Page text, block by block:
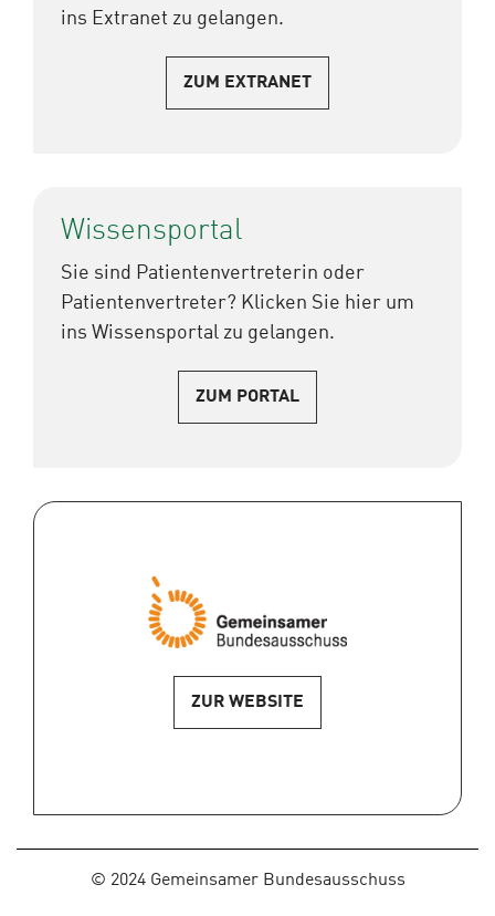
ins Extranet zu gelangen.
ZUM EXTRANET
Wissensportal
Sie sind Patientenvertreterin oder
Patientenvertreter? Klicken Sie hier um
ins Wissensportal zu gelangen.
ZUM PORTAL
ZUR WEBSITE
2024 Gemeinsamer Bundesausschuss